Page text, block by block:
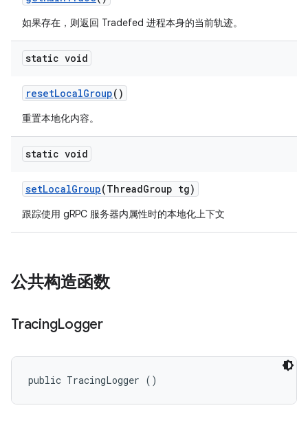
如果存在，则返回 Tradefed 进程本身的当前轨迹。
static void
resetLocalGroup()
重置本地化内容。
static void
setLocalGroup(ThreadGroup tg)
跟踪使用 gRPC 服务器内属性时的本地化上下文
公共构造函数
TracingLogger
public TracingLogger ()